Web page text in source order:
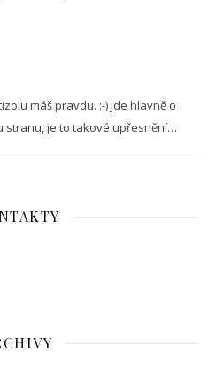
máš pravdu. :-) Jde hlavně o
stranu, je to takové upřesnění…